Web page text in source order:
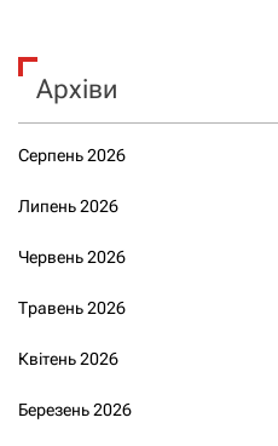
Архіви
Серпень 2026
Липень 2026
Червень 2026
Травень 2026
Квітень 2026
Березень 2026